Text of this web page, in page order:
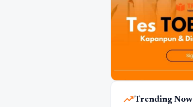
trending_upTrending Now